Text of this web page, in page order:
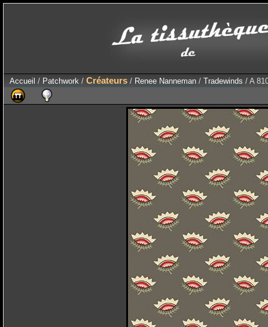
Accueil / Patchwork / Créateurs / Renee Nanneman / Tradewinds / A